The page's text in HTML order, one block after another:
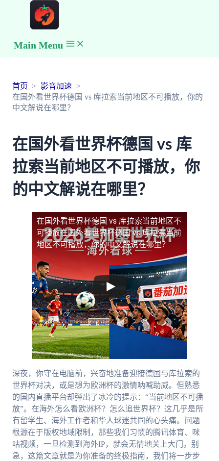
Main Menu
首页
影音加速
在国外看世界杯德国 vs 库拉索当前地区不可播放，你的
中文解说在哪里？
在国外看世界杯德国 vs 库
拉索当前地区不可播放，你
的中文解说在哪里？
在国外看世界杯德国 vs 库拉索当前地区不
可播放在国外看世界杯德国 vs 库拉索当前
地区不可播放，你的中文解说在哪里？
深夜，你守在电脑前，兴奋地准备迎接德国与库拉索的
世界杯对决，或是想为欧洲杯的激情呐喊助威。但熟悉
的国内直播平台却弹出了冰冷的提示：“当前地区不可播
放”。在海外怎么看欧洲杯？怎么追世界杯？这几乎是所
有留学生、海外工作者和华人球迷共同的心头痛。问题
根源在于版权地域限制，那些我们习惯的腾讯体育、咪
咕视频，一旦检测到海外IP，就会无情地关上大门。别
急，这篇文章就是为你准备的终极指南，我们将一步步